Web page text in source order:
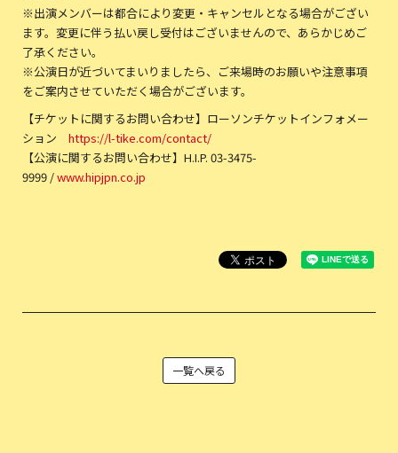
※出演メンバーは都合により変更・キャンセルとなる場合がござい
ます。変更に伴う払い戻し受付はございませんので、あらかじめご
了承ください。
※公演日が近づいてまいりましたら、ご来場時のお願いや注意事項
をご案内させていただく場合がございます。
【チケットに関するお問い合わせ】ローソンチケットインフォメー
ション https://l-tike.com/contact/
【公演に関するお問い合わせ】H.I.P. 03-3475-
9999 /www.hipjpn.co.jp
一覧へ戻る